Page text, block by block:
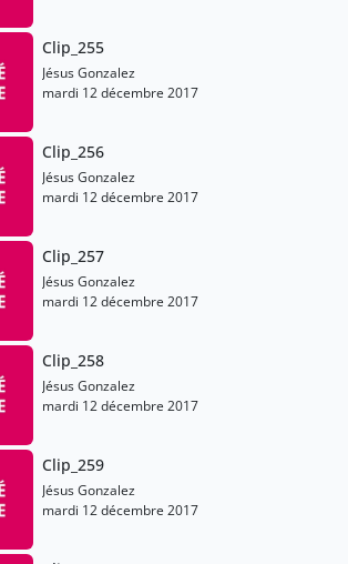
Clip_255
Jésus Gonzalez
mardi 12 décembre 2017
Clip_256
Jésus Gonzalez
mardi 12 décembre 2017
Clip_257
Jésus Gonzalez
mardi 12 décembre 2017
Clip_258
Jésus Gonzalez
mardi 12 décembre 2017
Clip_259
Jésus Gonzalez
mardi 12 décembre 2017